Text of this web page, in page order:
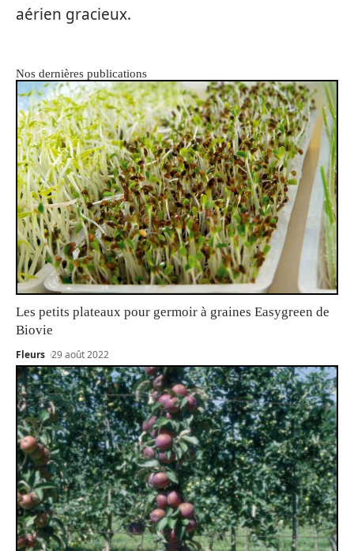
aérien gracieux.
Nos dernières publications
Les petits plateaux pour germoir à graines Easygreen de
Biovie
Fleurs 29 août 2022